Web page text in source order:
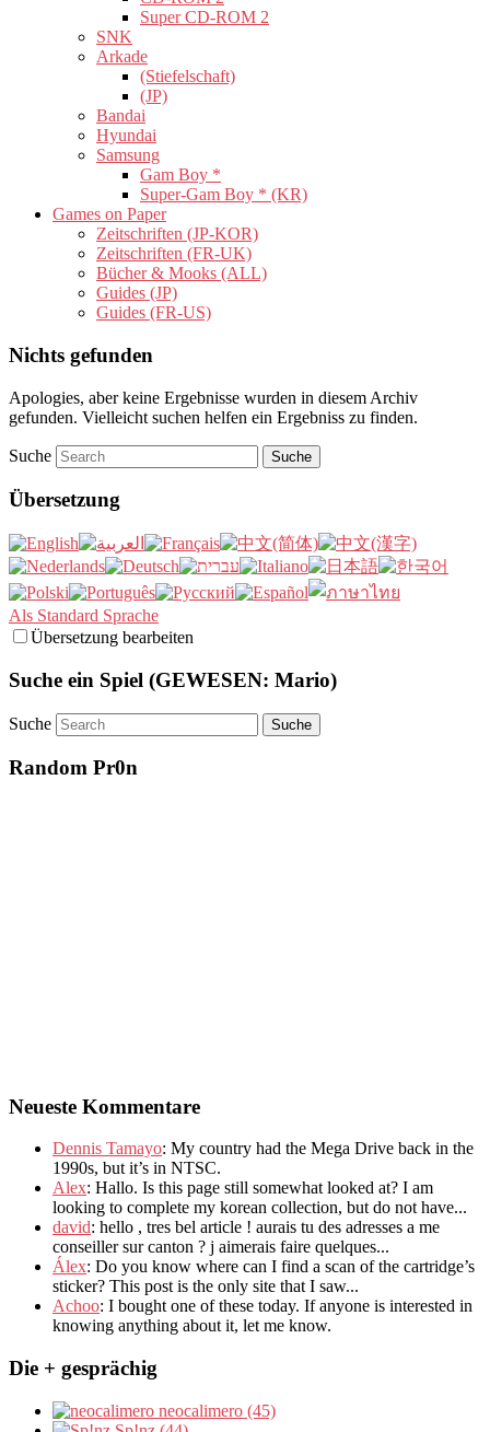
Super CD-ROM 2
SNK
Arkade
(Stiefelschaft)
(JP)
Bandai
Hyundai
Samsung
Gam Boy *
Super-Gam Boy * (KR)
Games on Paper
Zeitschriften (JP-KOR)
Zeitschriften (FR-UK)
Bücher & Mooks (ALL)
Guides (JP)
Guides (FR-US)
Nichts gefunden
Apologies, aber keine Ergebnisse wurden in diesem Archiv
gefunden. Vielleicht suchen helfen ein Ergebniss zu finden.
Suche
Übersetzung
Als Standard Sprache
Übersetzung bearbeiten
Suche ein Spiel (GEWESEN: Mario)
Suche
Random Pr0n
Neueste Kommentare
Dennis Tamayo: My country had the Mega Drive back in the
1990s, but it’s in NTSC.
Alex: Hallo. Is this page still somewhat looked at? I am
looking to complete my korean collection, but do not have...
david: hello , tres bel article ! aurais tu des adresses a me
conseiller sur canton ? j aimerais faire quelques...
Álex: Do you know where can I find a scan of the cartridge’s
sticker? This post is the only site that I saw...
Achoo: I bought one of these today. If anyone is interested in
knowing anything about it, let me know.
Die + gesprächig
neocalimero (45)